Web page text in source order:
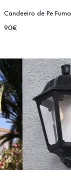
Candeeiro de Pe Fuma
90€